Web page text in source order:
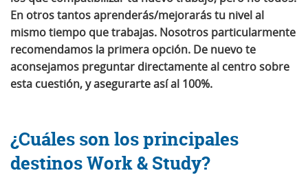
En otros tantos aprenderás/mejorarás tu nivel al
mismo tiempo que trabajas. Nosotros particularmente
recomendamos la primera opción. De nuevo te
aconsejamos preguntar directamente al centro sobre
esta cuestión, y asegurarte así al 100%.
¿Cuáles son los principales
destinos Work & Study?